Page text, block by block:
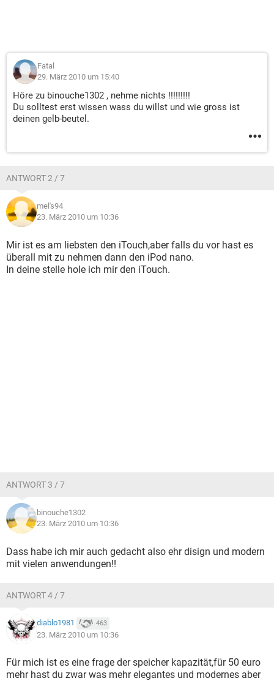
Fatal
29. März 2010 um 15:40
Höre zu binouche1302 , nehme nichts !!!!!!!!!
Du solltest erst wissen wass du willst und wie gross ist
deinen gelb-beutel.
ANTWORT 2 / 7
mel's94
23. März 2010 um 10:36
Mir ist es am liebsten den iTouch,aber falls du vor hast es
überall mit zu nehmen dann den iPod nano.
In deine stelle hole ich mir den iTouch.
ANTWORT 3 / 7
binouche1302
23. März 2010 um 10:36
Dass habe ich mir auch gedacht also ehr disign und modern
mit vielen anwendungen!!
ANTWORT 4 / 7
diablo1981 463
23. März 2010 um 10:36
Für mich ist es eine frage der speicher kapazität,für 50 euro
mehr hast du zwar was mehr elegantes und modernes aber